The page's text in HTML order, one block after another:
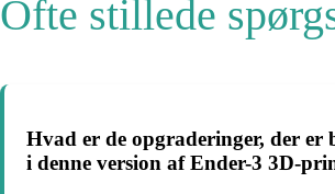
Ofte stillede
Hvad er de opgraderinger, der er
i denne version af Ender-3 3D-